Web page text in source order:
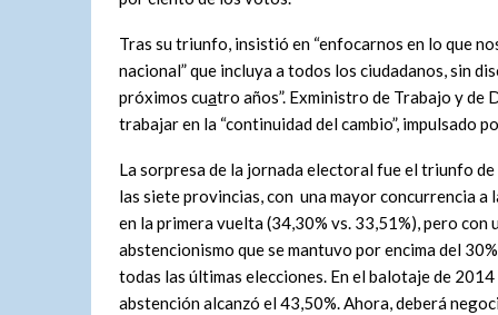
Tras su triunfo, insistió en “enfocarnos en lo que
nacional” que incluya a todos los ciudadanos, sin
próximos cuatro años”. Exministro de Trabajo y
trabajar en la “continuidad del cambio”, impulsado
La sorpresa de la jornada electoral fue el triunfo de
las siete provincias, con una mayor concurrencia a
en la primera vuelta (34,30% vs. 33,51%), pero con
abstencionismo que se mantuvo por encima del
todas las últimas elecciones. En el balotaje de 2014
abstención alcanzó el 43,50%. Ahora, deberá